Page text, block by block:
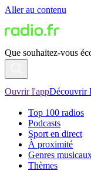
Aller au contenu
Que souhaitez-vous
Ouvrir l'appDécouvrir
Top 100 radios
Podcasts
Sport en direct
À proximité
Genres
Thèmes